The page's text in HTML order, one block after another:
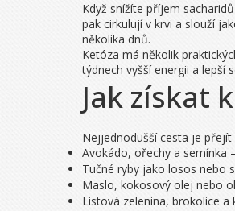
Když snížíte příjem
pak cirkulují v krvi a slouží
několika dnů.
Ketóza má několik
týdnech vyšší energii a lepší
Jak získat
Nejjednodušší cesta je přejít
Avokádo, ořechy a semínka
Tučné ryby jako losos nebo
Maslo, kokosový olej nebo
Listová zelenina, brokolice a